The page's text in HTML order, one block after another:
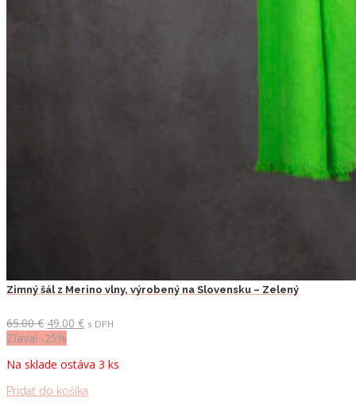
Zimný šál z Merino vlny, výrobený na Slovensku – Zelený
65.00€ Pôvodná
cena
65.00 €.
49.00 €Aktuálna
49.00 €.
s DPH
Zľava! -25%
Na sklade ostáva 3 ks
Pridať do košíka